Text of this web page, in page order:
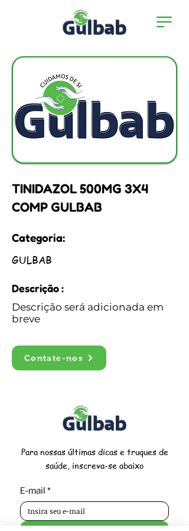
TINIDAZOL 500MG 3X4
COMP GULBAB
Categoria:
GULBAB
Descrição :
Descrição será adicionada em
breve
Contate-nos
Para nossas últimas dicas e truques de
saúde, inscreva-se abaixo
E-mail *